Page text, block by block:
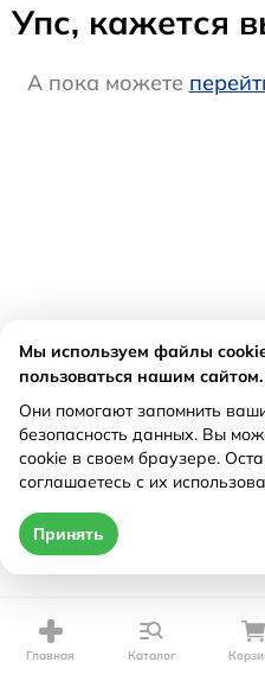
Упс, кажется
А пока можете
Главная Каталог
Мы используем файлы
пользоваться нашим сайтом.
Они помогают запомнить
безопасность данных. Вы
cookie в своем браузере.
соглашаетесь с их
Принять